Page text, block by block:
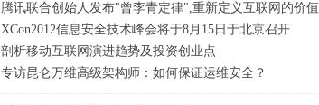
腾讯联合创始人发布"曾李青定律",重新定义互联网的价值
XCon2012信息安全技术峰会将于8月15日于北京召开
剖析移动互联网演进趋势及投资创业点
专访昆仑万维高级架构师：如何保证运维安全？